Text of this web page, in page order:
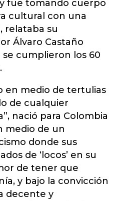
fue tomando cuerpo
cultural con una
relataba su
Álvaro Castaño
cumplieron los 60
en medio de tertulias
de cualquier
nació para Colombia
medio de un
donde sus
de ‘locos’ en su
de tener que
y bajo la convicción
decente y